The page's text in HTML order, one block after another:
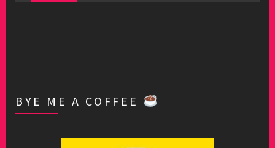
BYE ME A COFFEE